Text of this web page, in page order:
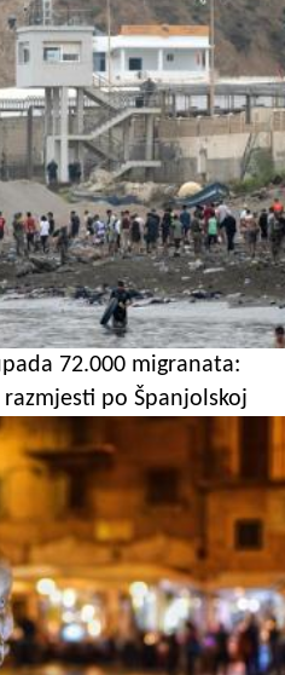
72.000 migranata:
po Španjolskoj